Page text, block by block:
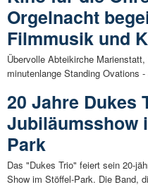
Orgelnacht
Filmmusik und
Übervolle Abteikirche
minutenlange Standing Ovations
20 Jahre Dukes
Jubiläumsshow
Park
Das "Dukes Trio" feiert sein 20-
Show im Stöffel-Park. Die Band,